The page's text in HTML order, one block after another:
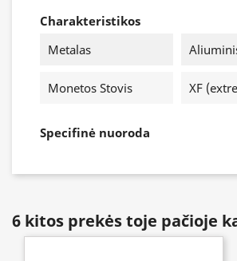
Charakteristikos
Metalas
Monetos Stovis XF
Specifinė nuoroda
6 kitos prekės toje pačioje